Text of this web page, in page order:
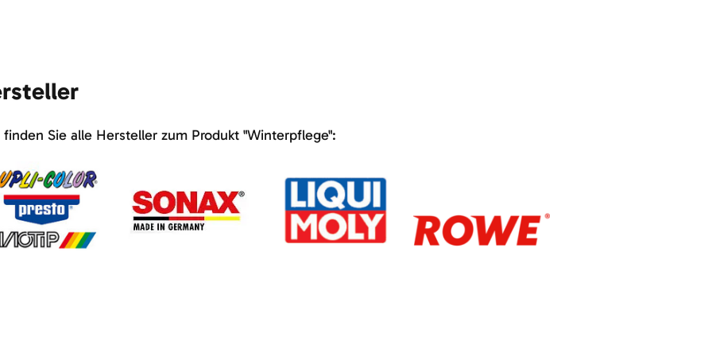
Sie alle Hersteller zum Produkt "Winterpflege":